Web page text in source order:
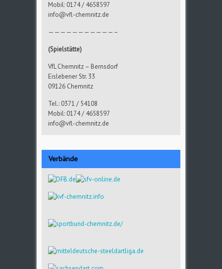
Mobil: 0174 / 4658597
info@vfl-chemnitz.de
———————————–
(Spielstätte)
VfL Chemnitz – Bernsdorf
Eislebener Str. 33
09126 Chemnitz
Tel.: 0371 / 54108
Mobil: 0174 / 4658597
info@vfl-chemnitz.de
Verbände